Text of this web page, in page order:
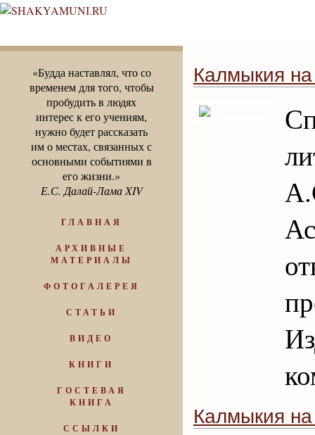
«Будда наставлял, что со
временем для того, чтобы
пробудить в людях
интерес к его учениям,
нужно будет рассказать
им о местах, связанных с
основными событиями в
его жизни.»
Е.С. Далай-Лама XIV
ГЛАВНАЯ
АРХИВНЫЕ
МАТЕРИАЛЫ
ФОТОГАЛЕРЕЯ
СТАТЬИ
ВИДЕО
КНИГИ
ГОСТЕВАЯ
КНИГА
ССЫЛКИ
Калмыкия на
Калмыкия